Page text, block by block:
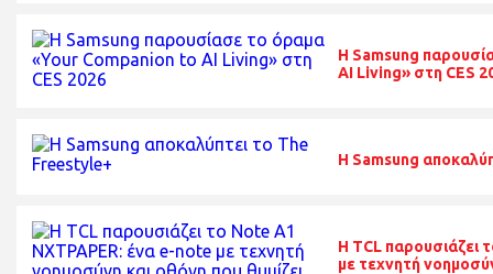
Η Samsung
AI Living» στη CES
Η Samsung
Η TCL παρουσιάζει
με τεχνητή